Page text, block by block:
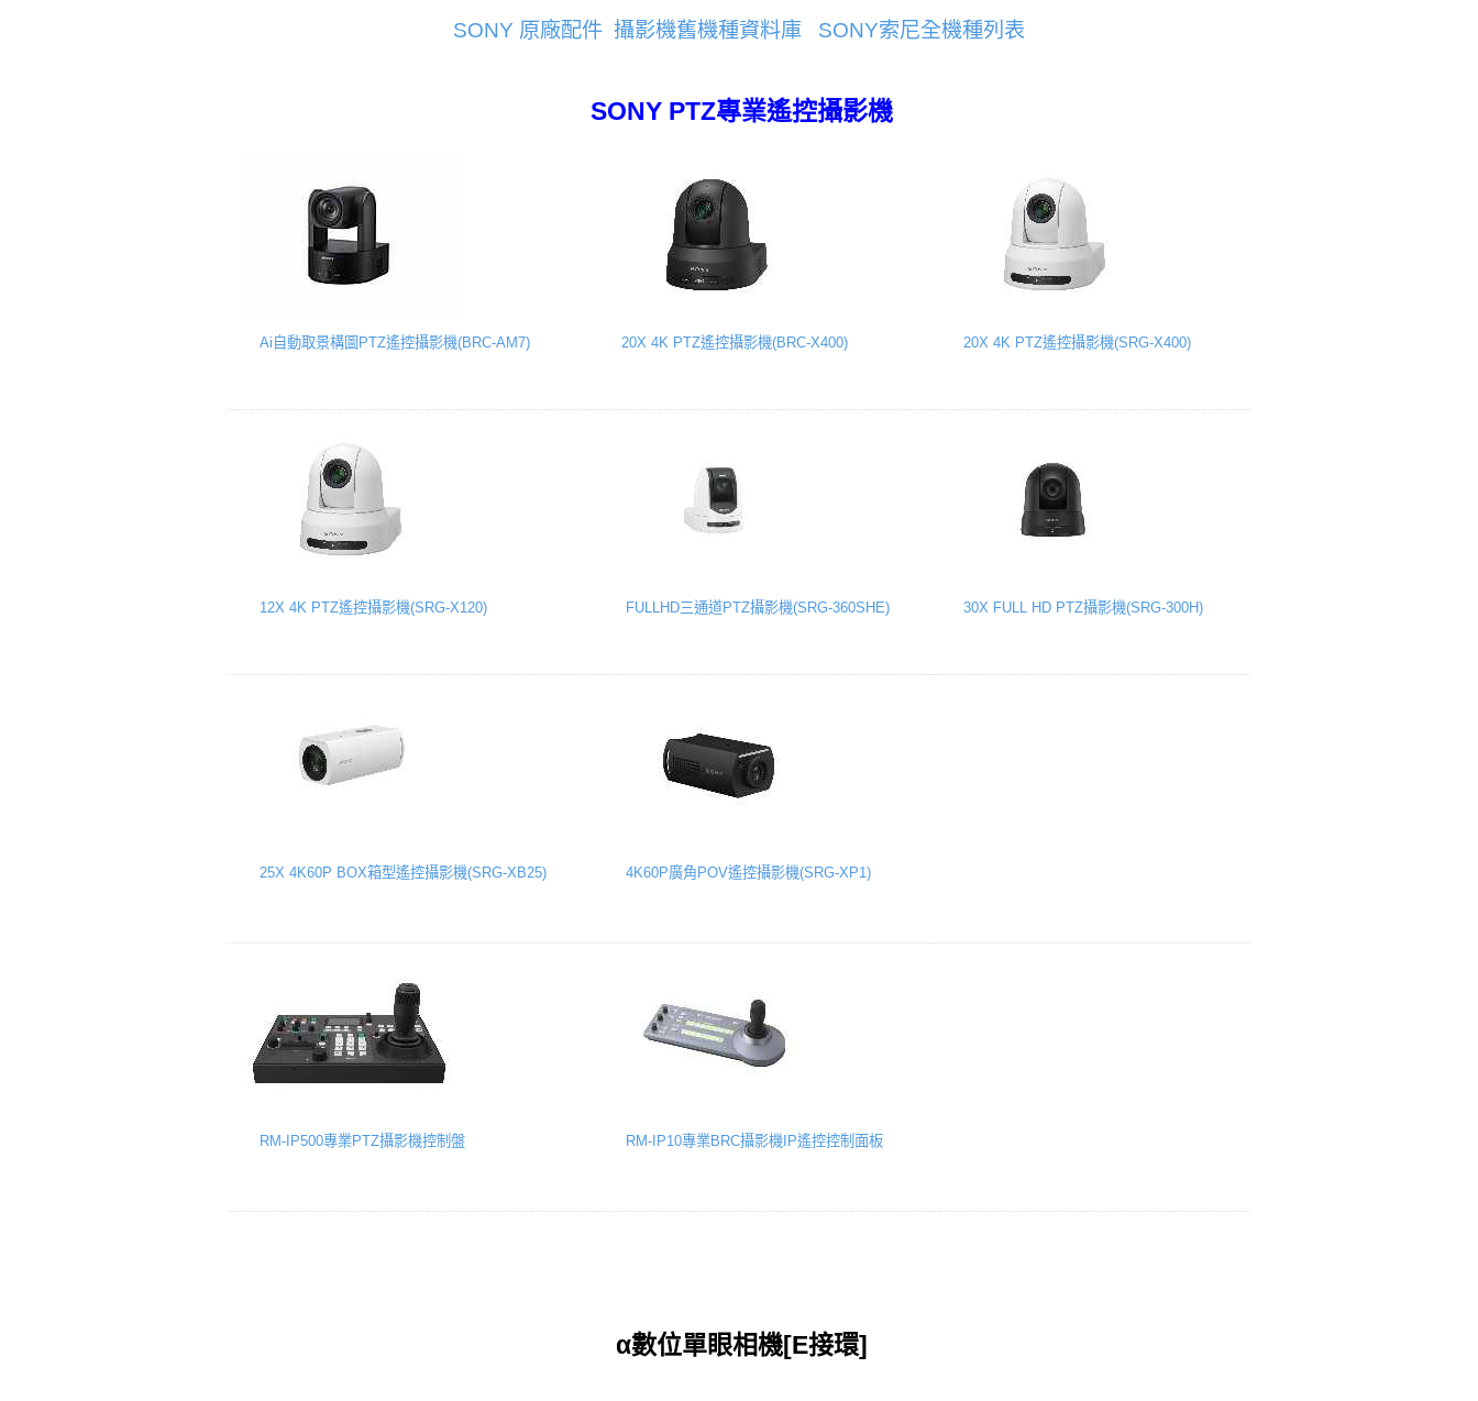
SONY 原廠配件 攝影機舊機種資料庫 SONY索尼全機種列表
SONY PTZ專業遙控攝影機
Ai自動取景構圖PTZ遙控攝影機(BRC-AM7) 20X 4K PTZ遙控攝影機(BRC-X400) 20X 4K PTZ遙控攝影機(SRG-X400)
12X 4K PTZ遙控攝影機(SRG-X120) FULLHD三通道PTZ攝影機(SRG-360SHE) 30X FULL HD PTZ攝影機(SRG-300H)
25X 4K60P BOX箱型遙控攝影機(SRG-XB25) 4K60P廣角POV遙控攝影機(SRG-XP1)
RM-IP500專業PTZ攝影機控制盤 RM-IP10專業BRC攝影機IP遙控控制面板
α數位單眼相機[E接環]